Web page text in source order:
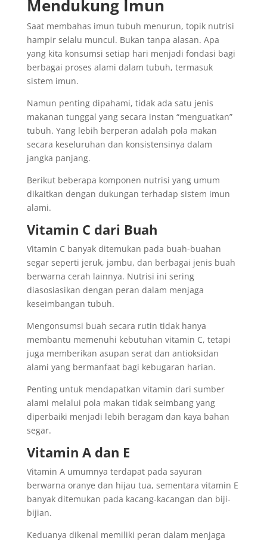
Mendukung Imun
Saat membahas imun tubuh menurun, topik nutrisi
hampir selalu muncul. Bukan tanpa alasan. Apa
yang kita konsumsi setiap hari menjadi fondasi bagi
berbagai proses alami dalam tubuh, termasuk
sistem imun.
Namun penting dipahami, tidak ada satu jenis
makanan tunggal yang secara instan “menguatkan”
tubuh. Yang lebih berperan adalah pola makan
secara keseluruhan dan konsistensinya dalam
jangka panjang.
Berikut beberapa komponen nutrisi yang umum
dikaitkan dengan dukungan terhadap sistem imun
alami.
Vitamin C dari Buah
Vitamin C banyak ditemukan pada buah-buahan
segar seperti jeruk, jambu, dan berbagai jenis buah
berwarna cerah lainnya. Nutrisi ini sering
diasosiasikan dengan peran dalam menjaga
keseimbangan tubuh.
Mengonsumsi buah secara rutin tidak hanya
membantu memenuhi kebutuhan vitamin C, tetapi
juga memberikan asupan serat dan antioksidan
alami yang bermanfaat bagi kebugaran harian.
Penting untuk mendapatkan vitamin dari sumber
alami melalui pola makan tidak seimbang yang
diperbaiki menjadi lebih beragam dan kaya bahan
segar.
Vitamin A dan E
Vitamin A umumnya terdapat pada sayuran
berwarna oranye dan hijau tua, sementara vitamin E
banyak ditemukan pada kacang-kacangan dan biji-
bijian.
Keduanya dikenal memiliki peran dalam menjaga